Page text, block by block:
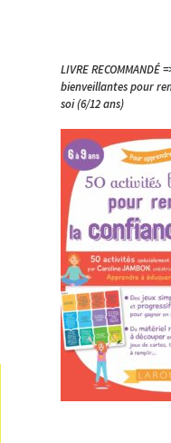
LIVRE RECOMMANDÉ
bienveillantes pour
soi (6/12 ans)